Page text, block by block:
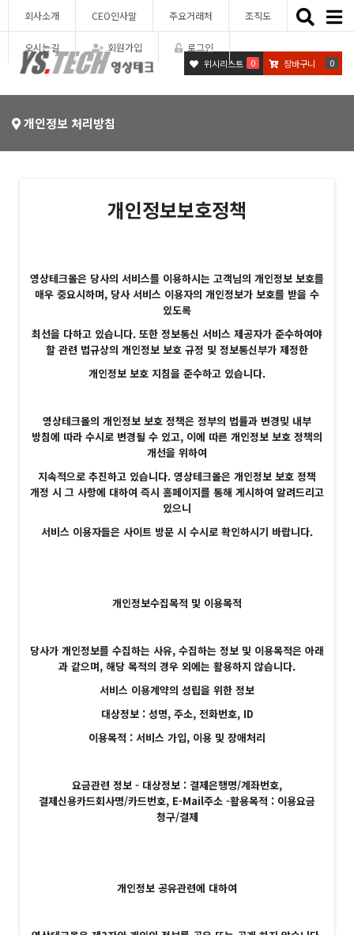
회사소개 CEO인사말 주요거래처 조직도
오시는길 회원가입 로그인
Toggle
위시리스트 0 장바구니 0
개인정보 처리방침
개인정보보호정책
영상테크몰은 당사의 서비스를 이용하시는 고객님의 개인정보 보호를
매우 중요시하며, 당사 서비스 이용자의 개인정보가 보호를 받을 수
있도록
최선을 다하고 있습니다. 또한 정보통신 서비스 제공자가 준수하여야
할 관련 법규상의 개인정보 보호 규정 및 정보통신부가 제정한
개인정보 보호 지침을 준수하고 있습니다.
영상테크몰의 개인정보 보호 정책은 정부의 법률과 변경밎 내부
방침에 따라 수시로 변경될 수 있고, 이에 따른 개인정보 보호 정책의
개선을 위하여
지속적으로 추진하고 있습니다. 영상테크몰은 개인정보 보호 정책
개정 시 그 사항에 대하여 즉시 홈페이지를 통해 게시하여 알려드리고
있으니
서비스 이용자들은 사이트 방문 시 수시로 확인하시기 바랍니다.
개인정보수집목적 및 이용목적
당사가 개인정보를 수집하는 사유, 수집하는 정보 및 이용목적은 아래
과 같으며, 해당 목적의 경우 외에는 활용하지 않습니다.
서비스 이용계약의 성립을 위한 정보
대상정보 : 성명, 주소, 전화번호, ID
이용목적 : 서비스 가입, 이용 및 장애처리
요금관련 정보 - 대상정보 : 결제은행명/계좌번호,
결제신용카드회사명/카드번호, E-Mail주소 -활용목적 : 이용요금
청구/결제
개인정보 공유관련에 대하여